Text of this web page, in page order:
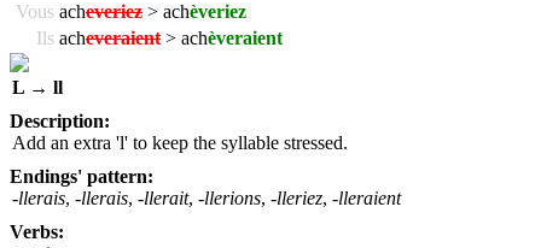
Vous acheveriez > achèveriez
Ils acheveraient > achèveraient
L → ll
Description:
Add an extra 'l' to keep the syllable stressed.
Endings' pattern:
-llerais, -llerais, -llerait, -llerions, -lleriez, -lleraient
Verbs: